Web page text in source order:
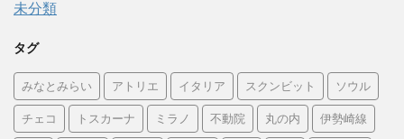
未分類
タグ
みなとみらい アトリエ イタリア スクンビット ソウル
チェコ トスカーナ ミラノ 不動院 丸の内 伊勢崎線